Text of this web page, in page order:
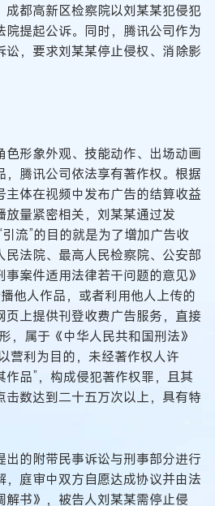
都高新区检察院以刘某某犯侵犯
院提起公诉。同时，腾讯公司作为
讼，要求刘某某停止侵权、消除影
色形象外观、技能动作、出场动画
腾讯公司依法享有著作权。根据
主体在视频中发布广告的结算收益
放量紧密相关，刘某某通过发
引流”的目的就是为了增加广告收
民法院、最高人民检察院、公安部
案件适用法律若干问题的意见》
他人作品，或者利用他人上传的
页上提供刊登收费广告服务，直接
，属于《中华人民共和国刑法》
营利为目的，未经著作权人许
品”，构成侵犯著作权罪，且其
击数达到二十五万次以上，具有特
出的附带民事诉讼与刑事部分进行
，庭审中双方自愿达成协议并由法
解书》，被告人刘某某需停止侵